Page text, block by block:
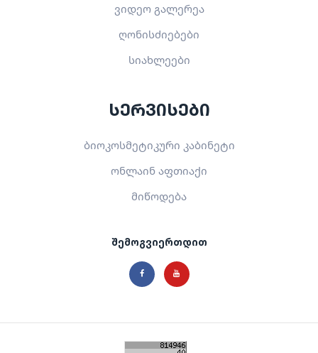
ვიდეო გალერეა
ღონისძიებები
სიახლეები
სერვისები
ბიოკოსმეტიკური კაბინეტი
ონლაინ აფთიაქი
მიწოდება
შემოგვიერთდით